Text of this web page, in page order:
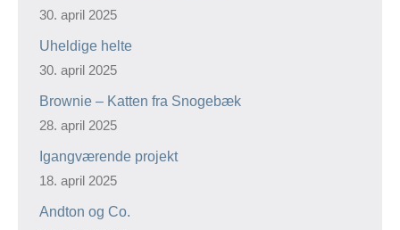
30. april 2025
Uheldige helte
30. april 2025
Brownie – Katten fra Snogebæk
28. april 2025
Igangværende projekt
18. april 2025
Andton og Co.